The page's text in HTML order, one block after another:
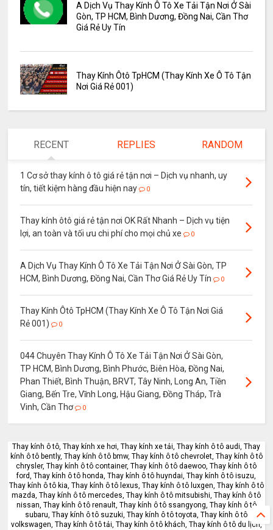
A Dịch Vụ Thay Kính Ô Tô Xe Tải Tận Nơi Ở Sài
Gòn, TP HCM, Bình Dương, Đồng Nai, Cần Thơ
Giá Rẻ Uy Tín
Thay Kính Ôtô TpHCM (Thay Kính Xe Ô Tô Tận
Nơi Giá Rẻ 001)
RECENT REPLIES RANDOM
1 Cơ sở thay kính ô tô giá rẻ tận nơi – Dịch vụ nhanh, uy
tín, tiết kiệm hàng đầu hiện nay
0
Thay kính ôtô giá rẻ tận nơi OK Rất Nhanh – Dịch vụ tiện
lợi, an toàn và tối ưu chi phí cho mọi chủ xe
0
A Dịch Vụ Thay Kính Ô Tô Xe Tải Tận Nơi Ở Sài Gòn, TP
HCM, Bình Dương, Đồng Nai, Cần Thơ Giá Rẻ Uy Tín
0
Thay Kính Ôtô TpHCM (Thay Kính Xe Ô Tô Tận Nơi Giá
Rẻ 001)
0
044 Chuyên Thay Kính Ô Tô Xe Tải Tận Nơi Ở Sài Gòn,
TP HCM, Bình Dương, Bình Phước, Biên Hòa, Đồng Nai,
Phan Thiết, Bình Thuận, BRVT, Tây Ninh, Long An, Tiền
Giang, Bến Tre, Vĩnh Long, Hậu Giang, Đồng Tháp, Trà
Vinh, Cần Thơ
0
Thay kính ô tô, Thay kính xe hơi, Thay kính xe tải, Thay kính ô tô audi, Thay
kính ô tô bently, Thay kính ô tô bmw, Thay kính ô tô chevrolet, Thay kính ô tô
chrysler, Thay kính ô tô container, Thay kính ô tô daewoo, Thay kính ô tô
ford, Thay kính ô tô honda, Thay kính ô tô huyndai, Thay kính ô tô isuzu,
Thay kính ô tô kia, Thay kính ô tô lexus, Thay kính ô tô luxgen, Thay kính ô tô
mazda, Thay kính ô tô mercedes, Thay kính ô tô mitsubishi, Thay kính ô tô
nissan, Thay kính ô tô renault, Thay kính ô tô ssangyong, Thay kính ô tô
subaru, Thay kính ô tô suzuki, Thay kính ô tô toyota, Thay kính ô tô
volkswagen, Thay kính ô tô tải, Thay kính ô tô khách, Thay kính ô tô du lịch,